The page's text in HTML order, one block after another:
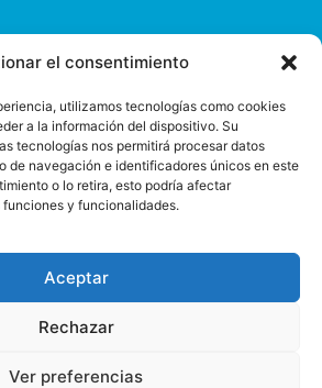
el consentimiento
utilizamos tecnologías como cookies
a la información del dispositivo. Su
tecnologías nos permitirá procesar datos
de navegación e identificadores únicos en este
o lo retira, esto podría afectar
y funcionalidades.
Aceptar
Rechazar
Ver preferencias
de Relaves
Marinera 2, 3ª pta. 3 46011
reservadosPolítica de privacidad